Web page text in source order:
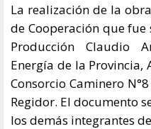
La realización de la
de Cooperación que
Producción Claudio
Energía de la
Consorcio Caminero
Regidor. El documento
los demás integrantes